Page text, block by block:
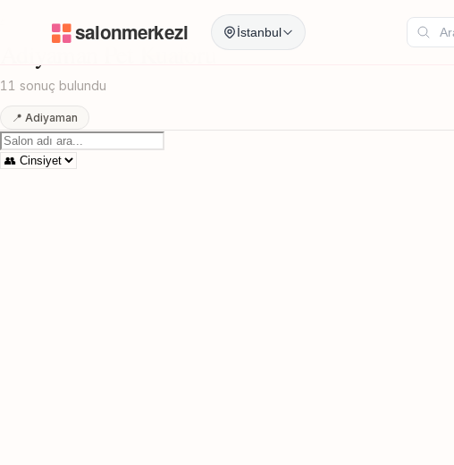
İstanbul
Adiyaman Pet Kuaforu
11 sonuç bulundu
📍 Adiyaman